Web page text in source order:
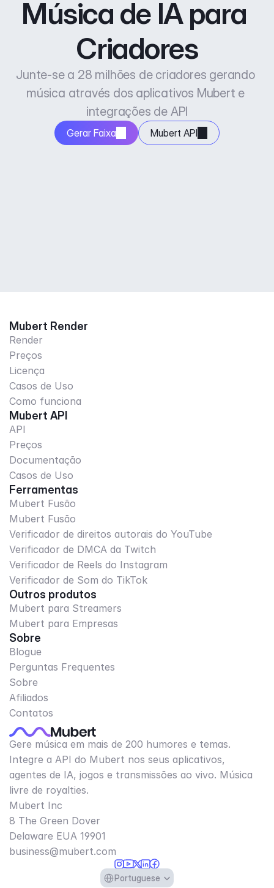
Música de IA para
Criadores
Junte-se a 28 milhões de criadores gerando
música através dos aplicativos Mubert e
integrações de API
Gerar Faixa Mubert API
Mubert Render
Render
Preços
Licença
Casos de Uso
Como funciona
Mubert API
API
Preços
Documentação
Casos de Uso
Ferramentas
Mubert Fusão
Mubert Fusão
Verificador de direitos autorais do YouTube
Verificador de DMCA da Twitch
Verificador de Reels do Instagram
Verificador de Som do TikTok
Outros produtos
Mubert para Streamers
Mubert para Empresas
Sobre
Blogue
Perguntas Frequentes
Sobre
Afiliados
Contatos
Gere música em mais de 200 humores e temas.
Integre a API do Mubert nos seus aplicativos,
agentes de IA, jogos e transmissões ao vivo. Música
livre de royalties.
Mubert Inc
8 The Green Dover
Delaware EUA 19901​
business@mubert.com
Select Language
Portuguese